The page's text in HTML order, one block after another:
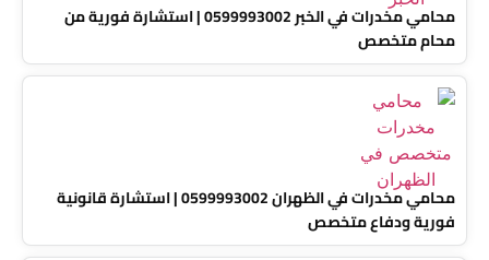
محامي مخدرات في الخبر 0599993002 | استشارة فورية من
محام متخصص
محامي مخدرات في الظهران 0599993002 | استشارة قانونية
فورية ودفاع متخصص